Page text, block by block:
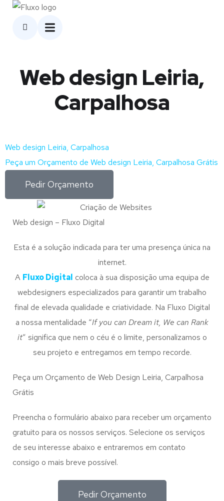
Web design Leiria,
Carpalhosa
Web design Leiria, Carpalhosa
Peça um Orçamento de Web design Leiria, Carpalhosa Grátis
Pedir Orçamento
Web design – Fluxo Digital
Esta é a solução indicada para ter uma presença única na
internet.
A Fluxo Digital coloca à sua disposição uma equipa de
webdesigners especializados para garantir um trabalho
final de elevada qualidade e criatividade. Na Fluxo Digital
a nossa mentalidade “If you can Dream it, We can Rank
it” significa que nem o céu é o limite, personalizamos o
seu projeto e entregamos em tempo recorde.
Peça um Orçamento de Web Design Leiria, Carpalhosa
Grátis
Preencha o formulário abaixo para receber um orçamento
gratuito para os nossos serviços. Selecione os serviços
de seu interesse abaixo e entraremos em contato
consigo o mais breve possível.
Pedir Orçamento